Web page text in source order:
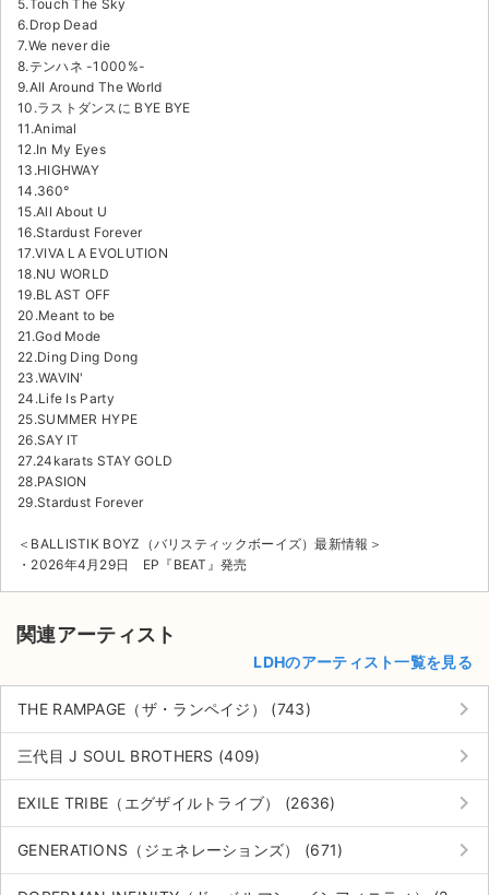
特定商取引法に基づく表記
公演登録依頼
不正転売禁止法について
チケットジャムの取り組み
音楽情報
5.Touch The Sky
6.Drop Dead
7.We never die
8.テンハネ -1000%-
9.All Around The World
10.ラストダンスに BYE BYE
11.Animal
12.In My Eyes
13.HIGHWAY
14.360°
15.All About U
16.Stardust Forever
17.VIVA LA EVOLUTION
18.NU WORLD
19.BLAST OFF
20.Meant to be
21.God Mode
22.Ding Ding Dong
23.WAVIN'
24.Life Is Party
25.SUMMER HYPE
26.SAY IT
27.24karats STAY GOLD
28.PASION
29.Stardust Forever
＜BALLISTIK BOYZ（バリスティックボーイズ）最新情報＞
・2026年4月29日 EP『BEAT』発売
関連アーティスト
LDHのアーティスト一覧を見る
THE RAMPAGE（ザ・ランペイジ） (743) keyboard_arrow_right
三代目 J SOUL BROTHERS (409) keyboard_arrow_right
EXILE TRIBE（エグザイルトライブ） (2636) keyboard_arrow_right
GENERATIONS（ジェネレーションズ） (671) keyboard_arrow_right